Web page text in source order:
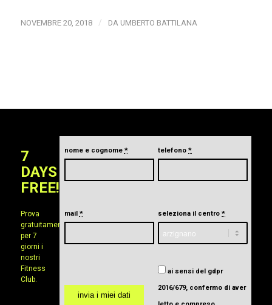
NOVEMBRE 20, 2018 / DA UMBERTO BATTILANA
7
DAYS
FREE!
Prova
gratuitamente
per 7
giorni i
nostri
Fitness
Club.
nome e cognome * telefono*
mail * seleziona il centro*
ai sensi del gdpr
2016/679, confermo di aver